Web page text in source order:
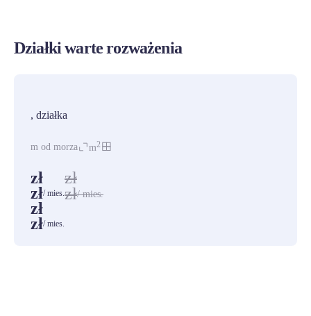
Działki warte rozważenia
, działka
m od morza m2
zł
zł/ mies.
zł
zł/ mies.
zł
zł/ mies.